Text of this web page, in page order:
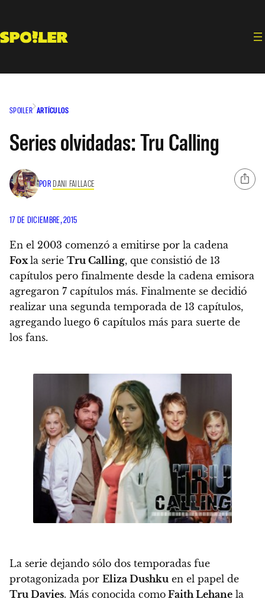
contenido
SPOILER ARTÍCULOS
Series olvidadas: Tru Calling
POR DANI FAILLACE
17 DE DICIEMBRE, 2015
En el 2003 comenzó a emitirse por la cadena
Foxla serie Tru Calling, que consistió de 13
capítulos pero finalmente desde la cadena emisora
agregaron 7 capítulos más. Finalmente se decidió
realizar una segunda temporada de 13 capítulos,
agregando luego 6 capítulos más para suerte de
los fans.
La serie dejando sólo dos temporadas fue
protagonizada por Eliza Dushkuen el papel de
Tru Davies. Más conocida como Faith Lehane la